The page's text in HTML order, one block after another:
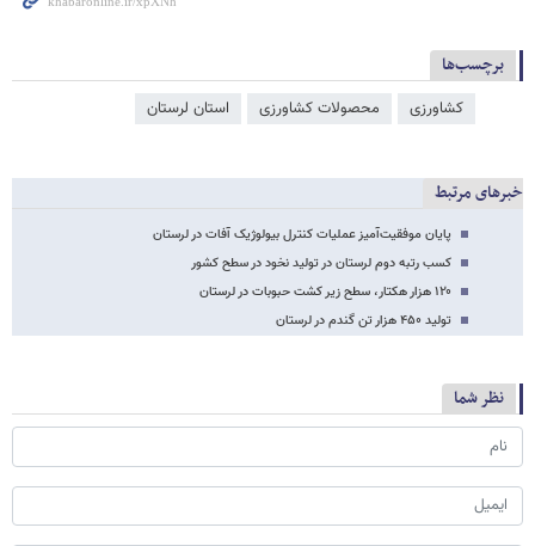
برچسب‌ها
کشاورزی محصولات کشاورزی استان لرستان
خبرهای مرتبط
پایان موفقیت‌آمیز عملیات کنترل بیولوژیک آفات در لرستان
کسب رتبه دوم لرستان در تولید نخود در سطح کشور
۱۲۰ هزار هکتار، سطح زیر کشت حبوبات در لرستان
تولید ۴۵۰ هزار تن گندم در لرستان
نظر شما